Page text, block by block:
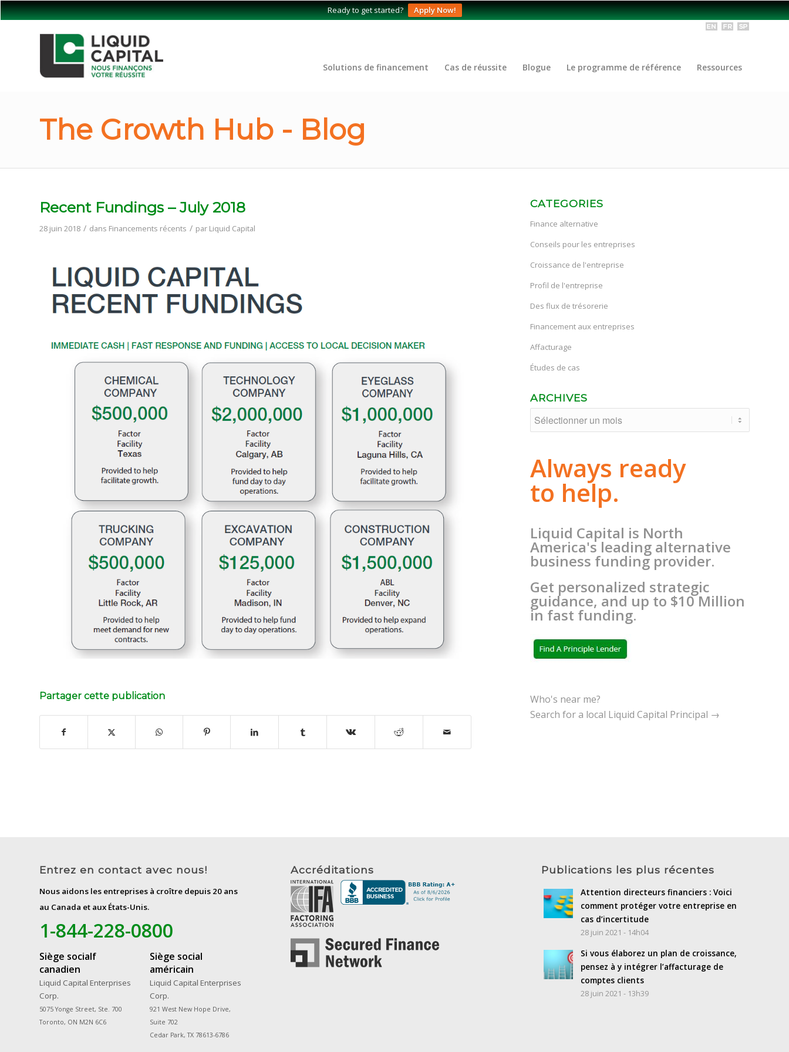
Ready to get started? Apply Now!
Solutions de financement Cas de réussite Blogue Le programme de référence Ressources
The Growth Hub - Blog
Recent Fundings – July 2018
28 juin 2018 / dans Financements récents / par Liquid Capital
Partager cette publication
CATEGORIES
Finance alternative
Conseils pour les entreprises
Croissance de l'entreprise
Profil de l'entreprise
Des flux de trésorerie
Financement aux entreprises
Affacturage
Études de cas
ARCHIVES
Always ready
to help.
Liquid Capital is North
America's leading alternative
business funding provider.
Get personalized strategic
guidance, and up to $10 Million
in fast funding.
Who's near me?
Search for a local Liquid Capital Principal →
Entrez en contact avec nous!
Nous aidons les entreprises à croître depuis 20 ans
au Canada et aux États-Unis.
1-844-228-0800
Siège socialf
canadien
Liquid Capital Enterprises
Corp.
5075 Yonge Street, Ste. 700
Toronto, ON M2N 6C6
Siège social
américain
Liquid Capital Enterprises
Corp.
921 West New Hope Drive,
Suite 702
Cedar Park, TX 78613-6786
Accréditations Publications les plus récentes
Attention directeurs financiers : Voici
comment protéger votre entreprise en
cas d’incertitude
28 juin 2021 - 14h04
Si vous élaborez un plan de croissance,
pensez à y intégrer l’affacturage de
comptes clients
28 juin 2021 - 13h39